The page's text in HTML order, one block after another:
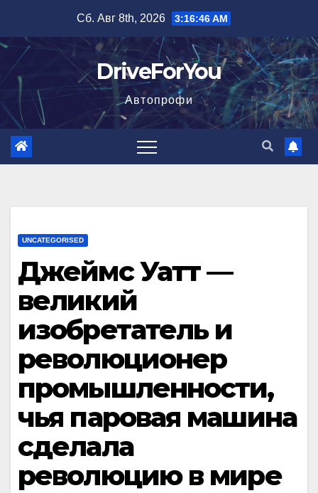
содержимому
Сб. Авг 8th, 2026 3:16:47 AM
DriveForYou
Автопрофи
UNCATEGORISED
Джеймс Уатт —
великий
изобретатель и
революционер
промышленности,
чья паровая машина
сделала
революцию в мире